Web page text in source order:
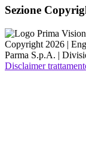
Sezione
Copyright 2026 |
Parma S.p.A. |
Disclaimer